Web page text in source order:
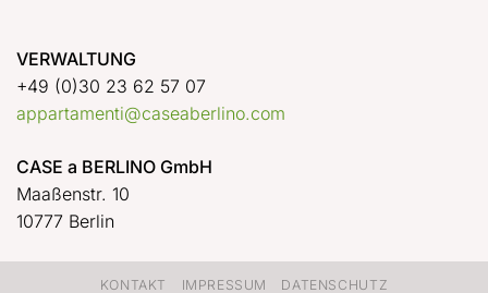
VERWALTUNG
+49 (0)30 23 62 57 07
appartamenti@caseaberlino.com
CASE a BERLINO GmbH
Maaßenstr. 10
10777 Berlin
KONTAKT IMPRESSUM DATENSCHUTZ